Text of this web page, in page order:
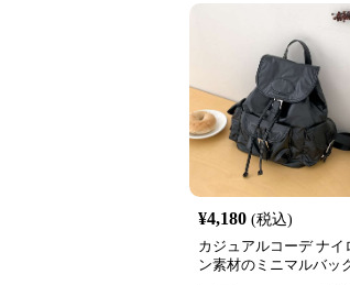
¥4,180 (税込)
カジュアルコーデ ナイ
ン素材のミニマルバッ